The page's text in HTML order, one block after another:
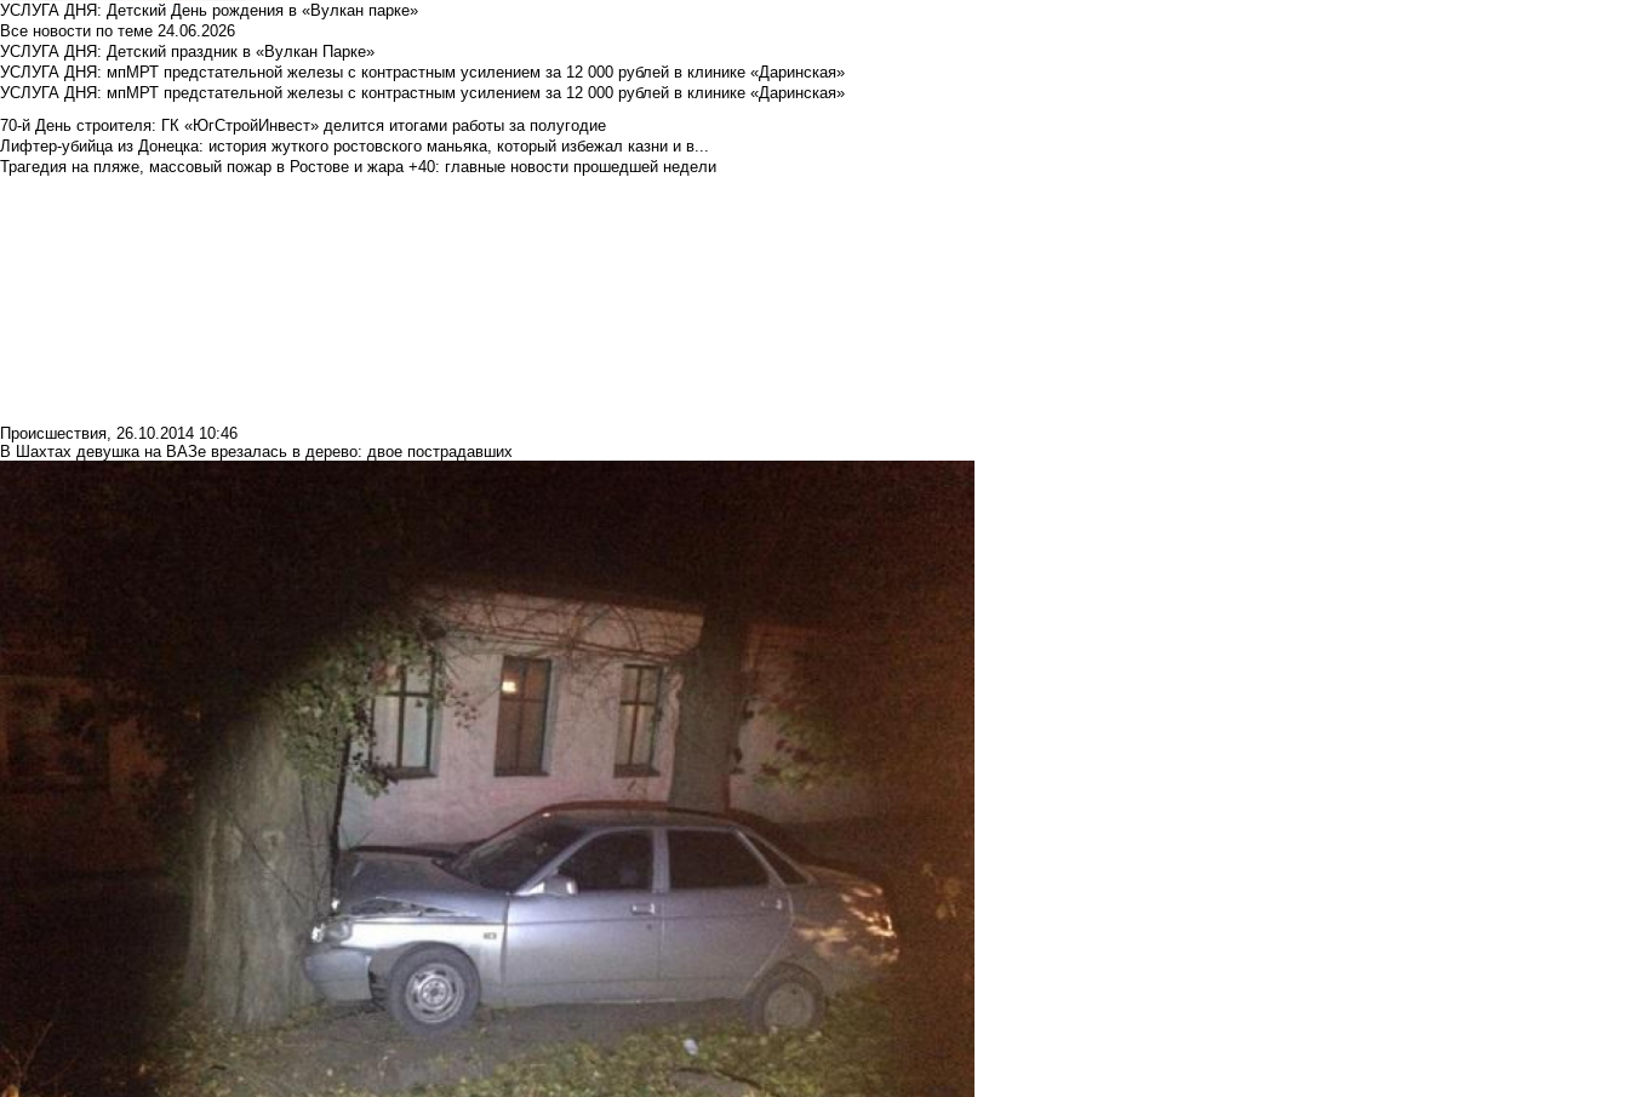
УСЛУГА ДНЯ: Детский День рождения в «Вулкан парке»
Все новости по теме 24.06.2026
УСЛУГА ДНЯ: Детский праздник в «Вулкан Парке»
УСЛУГА ДНЯ: мпМРТ предстательной железы с контрастным усилением за 12 000 рублей в клинике «Даринская»
УСЛУГА ДНЯ: мпМРТ предстательной железы с контрастным усилением за 12 000 рублей в клинике «Даринская»
70-й День строителя: ГК «ЮгСтройИнвест» делится итогами работы за полугодие
Лифтер-убийца из Донецка: история жуткого ростовского маньяка, который избежал казни и в...
Трагедия на пляже, массовый пожар в Ростове и жара +40: главные новости прошедшей недели
Происшествия, 26.10.2014 10:46
В Шахтах девушка на ВАЗе врезалась в дерево: двое пострадавших